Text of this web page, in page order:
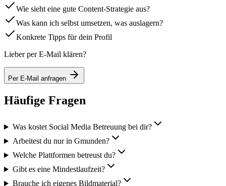
Wie sieht eine gute Content-Strategie aus?
Was kann ich selbst umsetzen, was auslagern?
Konkrete Tipps für dein Profil
Lieber per E-Mail klären?
Per E-Mail anfragen
Häufige Fragen
Was kostet Social Media Betreuung bei dir?
Arbeitest du nur in Gmunden?
Welche Plattformen betreust du?
Gibt es eine Mindestlaufzeit?
Brauche ich eigenes Bildmaterial?